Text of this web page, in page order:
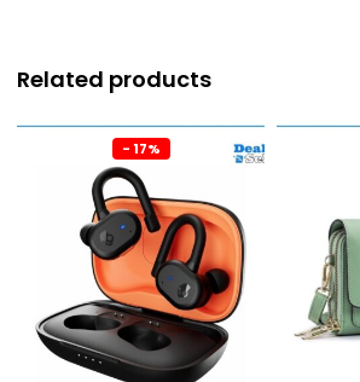
Related products
- 17%